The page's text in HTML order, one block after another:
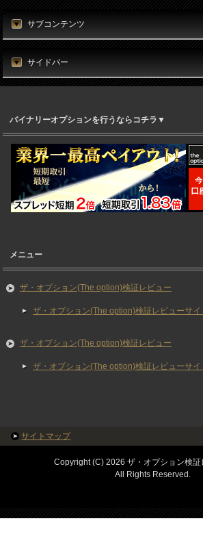
サブコンテンツ
サイドバー
バイナリーオプションを行うならコチラ▼
メニュー
ザ・オプション(The option)検証レビュー
ザ・オプション(The option)検証レビューサイ
ザ・オプション(The option)検証レビュー
ザ・オプション(The option)検証レビューサイ
サイトマップ
Copyright (C) 2026 ザ・オプション検
All Rights Reserved.